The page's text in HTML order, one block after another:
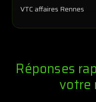
VTC affaires Rennes
Réponses
votre